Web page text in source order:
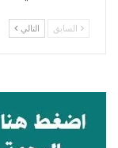
السابق التالي